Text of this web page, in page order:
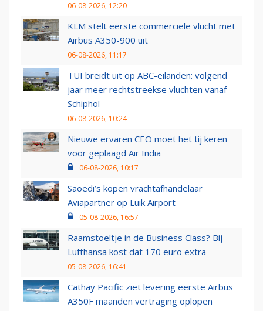
06-08-2026, 12:20
KLM stelt eerste commerciële vlucht met
Airbus A350-900 uit
06-08-2026, 11:17
TUI breidt uit op ABC-eilanden: volgend
jaar meer rechtstreekse vluchten vanaf
Schiphol
06-08-2026, 10:24
Nieuwe ervaren CEO moet het tij keren
voor geplaagd Air India
06-08-2026, 10:17
Saoedi’s kopen vrachtafhandelaar
Aviapartner op Luik Airport
05-08-2026, 16:57
Raamstoeltje in de Business Class? Bij
Lufthansa kost dat 170 euro extra
05-08-2026, 16:41
Cathay Pacific ziet levering eerste Airbus
A350F maanden vertraging oplopen